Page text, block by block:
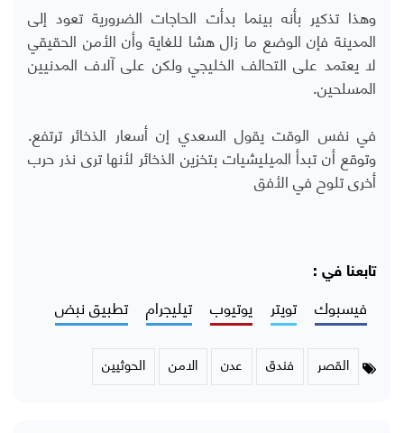
وهذا تذكير بأنه بينما بدأت الحاجات الضرورية تعود إلى
المدينة فإن الوضع ما زال هشا للغاية وأن الأمن الحقيقي
لا يعتمد على التحالف الخليجي ولكن على آلاف المدنيين
المسلحين.
في نفس الوقت يقول السعدي إن أسعار الذخائر ترتفع.
وتوقع أن تبدأ الميليشيات بتخزين الذخائر لأنها ترى نذر حرب
أخرى تلوح في الأفق
تابعنا في :
فيسبوك تويتر يوتيوب تيليجرام تطبيق نبض
القصر فندق عدن الامن الحوثيين